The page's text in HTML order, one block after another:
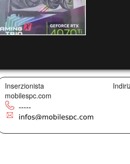
Inserzionista
mobilespc.com